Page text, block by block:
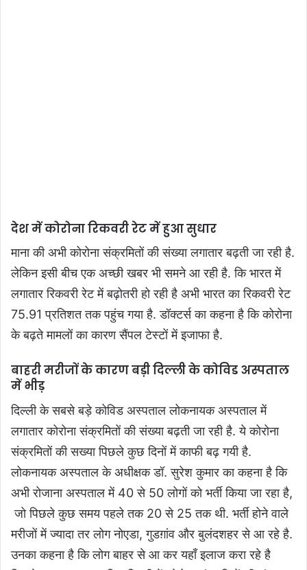
देशमेंकोरोनारिकवरीरेटमेंहुआसुधार
माना की अभी कोरोना संक्रमितों की संख्या लगातार बढ़ती जा रही है.
लेकिन इसी बीच एक अच्छी खबर भी समने आ रही है. कि भारत में
लगातार रिकवरी रेट में बढ़ोतरी हो रही है अभी भारत का रिकवरी रेट
75.91 प्रतिशत तक पहुंच गया है. डॉक्टर्स का कहना है कि कोरोना
के बढ़ते मामलों का कारण सैंपल टेस्टों में इजाफा है.
बाहरीमरीजोंकेकारणबड़ीदिल्लीकेकोविड अस्पताल
में भीड़
दिल्ली के सबसे बड़े कोविड अस्पताल लोकनायक अस्पताल में
लगातार कोरोना संक्रमितों की संख्या बढ़ती जा रही है. ये कोरोना
संक्रमितों की सख्या पिछले कुछ दिनों में काफी बढ़ गयी है.
लोकनायक अस्पताल के अधीक्षक डॉ. सुरेश कुमार का कहना है कि
अभी रोजाना अस्पताल में 40 से 50 लोगों को भर्ती किया जा रहा है,
जो पिछले कुछ समय पहले तक 20 से 25 तक थी. भर्ती होने वाले
मरीजों में ज्यादा तर लोग नोएडा, गुडग़ांव और बुलंदशहर से आ रहे है.
उनका कहना है कि लोग बाहर से आ कर यहाँ इलाज करा रहे है